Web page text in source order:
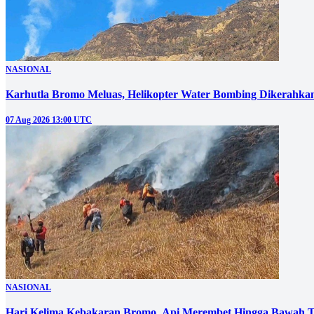
NASIONAL
Karhutla Bromo Meluas, Helikopter Water Bombing
07 Aug 2026 13:00 UTC
NASIONAL